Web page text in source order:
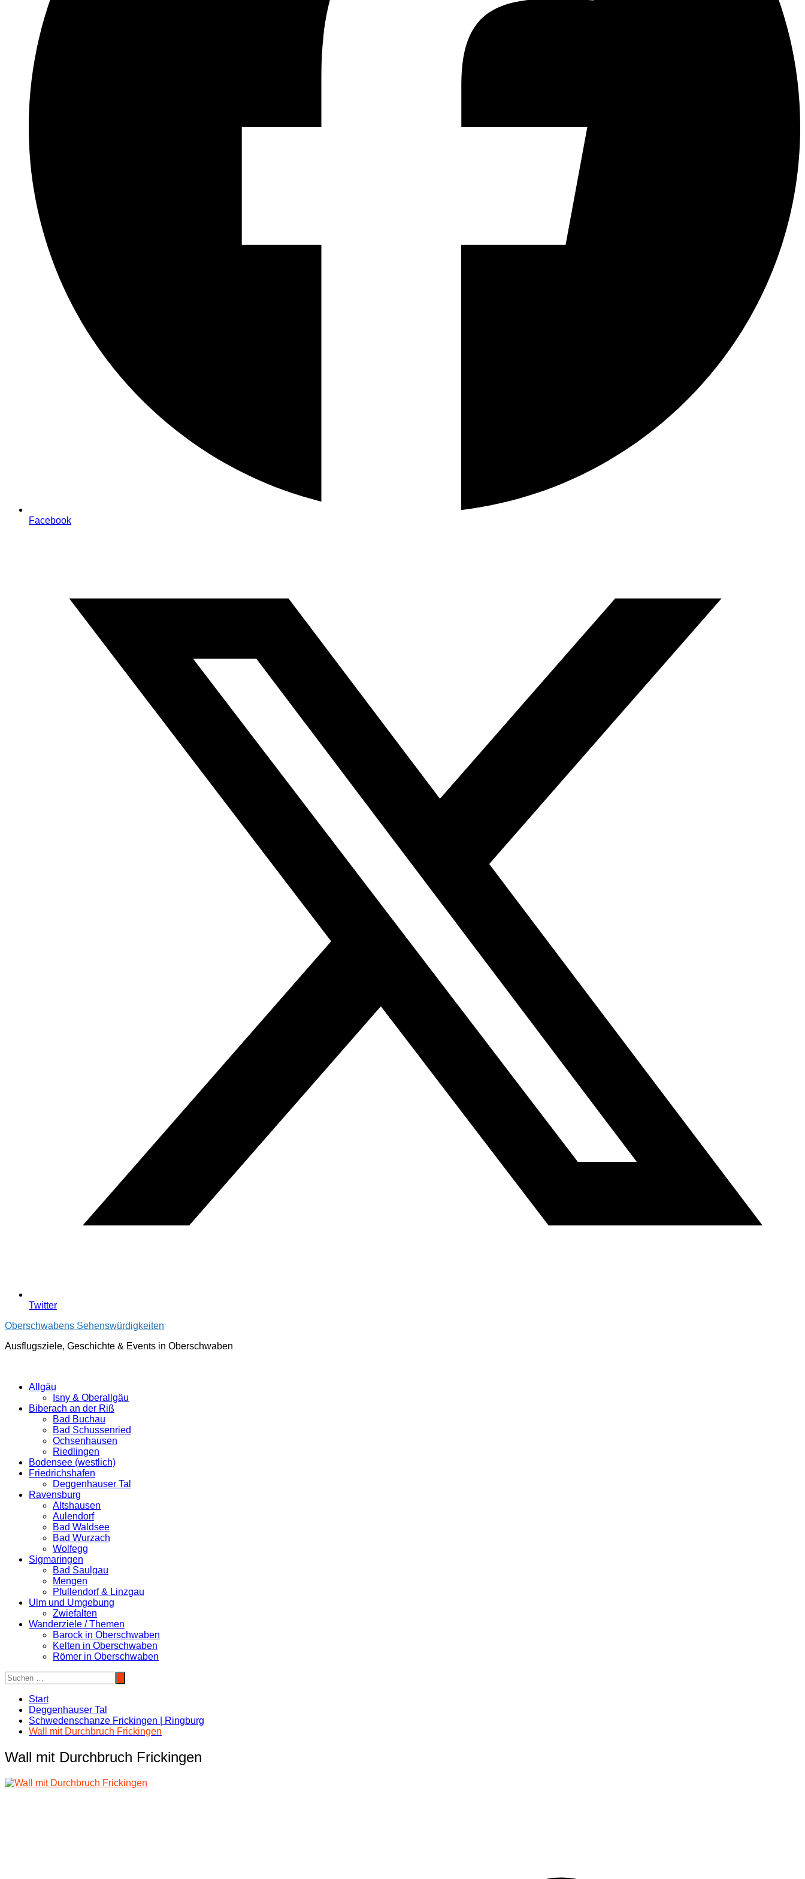
Facebook
Twitter
Oberschwabens Sehenswürdigkeiten
Ausflugsziele, Geschichte & Events in Oberschwaben
Allgäu
Isny & Oberallgäu
Biberach an der Riß
Bad Buchau
Bad Schussenried
Ochsenhausen
Riedlingen
Bodensee (westlich)
Friedrichshafen
Deggenhauser Tal
Ravensburg
Altshausen
Aulendorf
Bad Waldsee
Bad Wurzach
Wolfegg
Sigmaringen
Bad Saulgau
Mengen
Pfullendorf & Linzgau
Ulm und Umgebung
Zwiefalten
Wanderziele / Themen
Barock in Oberschwaben
Kelten in Oberschwaben
Römer in Oberschwaben
Start
Deggenhauser Tal
Schwedenschanze Frickingen | Ringburg
Wall mit Durchbruch Frickingen
Wall mit Durchbruch Frickingen